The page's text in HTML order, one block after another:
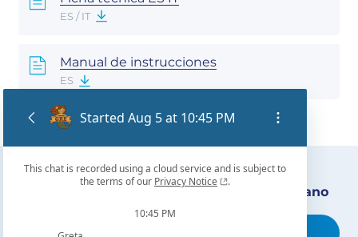
ES / IT
Manual de instrucciones
ES
Encuentra nuestro distribuidor más cercano